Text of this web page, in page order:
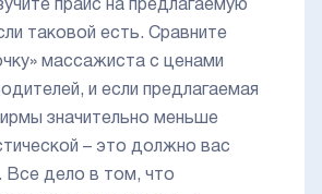
прайс на предлагаемую
таковой есть. Сравните
массажиста с ценами
и если предлагаемая
значительно меньше
– это должно вас
Все дело в том, что